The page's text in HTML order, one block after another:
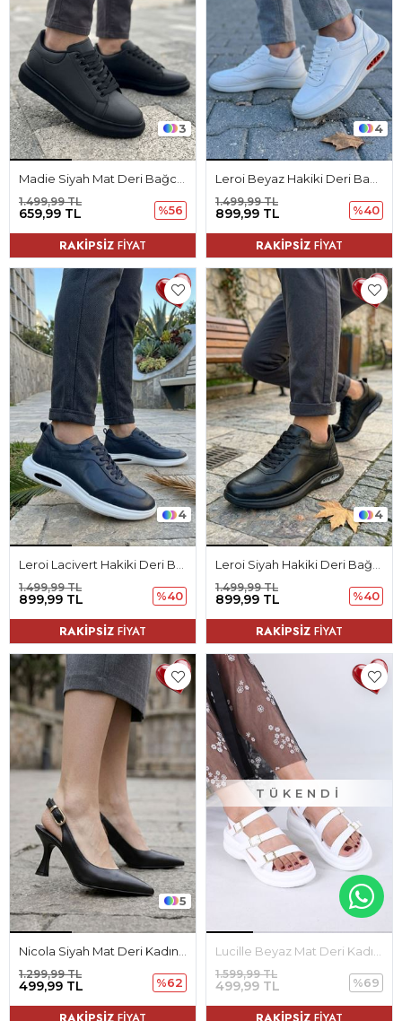
3
659,99 TL
1.499,99 TL
%56
RAKİPSİZ FİYAT
4
899,99 TL
1.499,99 TL
%40
RAKİPSİZ FİYAT
4
899,99 TL
1.499,99 TL
%40
RAKİPSİZ FİYAT
4
899,99 TL
1.499,99 TL
%40
RAKİPSİZ FİYAT
5
499,99 TL
1.299,99 TL
%62
RAKİPSİZ FİYAT
TÜKENDI
499,99 TL
1.599,99 TL
%69
RAKİPSİZ FİYAT